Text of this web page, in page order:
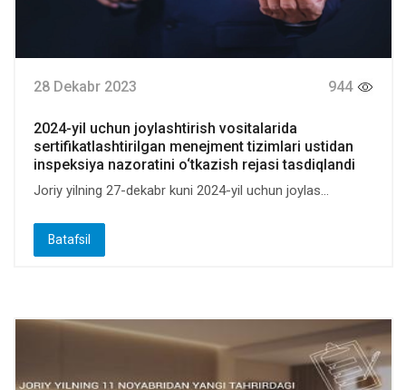
28 Dekabr 2023 944
2024-yil uchun joylashtirish vositalarida
sertifikatlashtirilgan menejment tizimlari ustidan
inspeksiya nazoratini o‘tkazish rejasi tasdiqlandi
Joriy yilning 27-dekabr kuni 2024-yil uchun joylas...
Batafsil